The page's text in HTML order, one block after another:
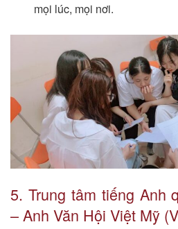
mọi lúc, mọi nơi.
5. Trung tâm tiếng Anh
– Anh Văn Hội Việt Mỹ